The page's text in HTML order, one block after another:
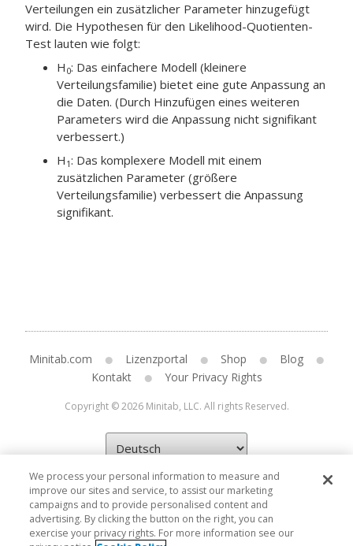
Verteilungen ein zusätzlicher Parameter hinzugefügt
wird. Die Hypothesen für den Likelihood-Quotienten-
Test lauten wie folgt:
H 0: Das einfachere Modell (kleinere
Verteilungsfamilie) bietet eine gute Anpassung an
die Daten. (Durch Hinzufügen eines weiteren
Parameters wird die Anpassung nicht signifikant
verbessert.)
H 1: Das komplexere Modell mit einem
zusätzlichen Parameter (größere
Verteilungsfamilie) verbessert die Anpassung
signifikant.
Minitab.com Lizenzportal Shop
Blog
Kontakt
Your Privacy Rights
Copyright © 2026 Minitab, LLC. All rights Reserved.
We process your personal information to measure and
improve our sites and service, to assist our marketing
campaigns and to provide personalised content and
advertising. By clicking the button on the right, you can
exercise your privacy rights. For more information see our